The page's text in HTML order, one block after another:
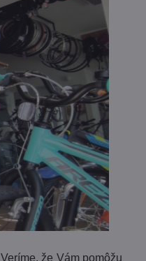
že Vám pomôžu